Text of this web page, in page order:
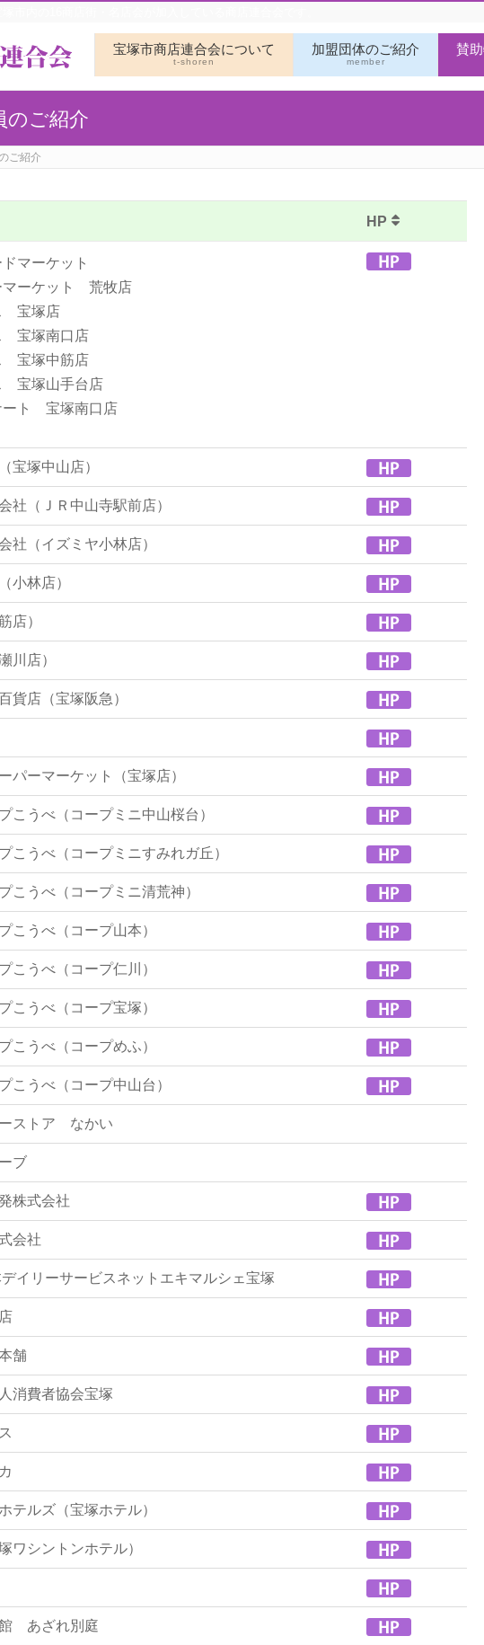
宝塚市商店連合会について
t-shoren
加盟団体のご紹介
member
賛
のご紹介
ご紹介
HP
マーケット
ーケット 荒牧店
宝塚店
宝塚南口店
宝塚中筋店
宝塚山手台店
ト 宝塚南口店
宝塚中山店）
社（ＪＲ中山寺駅前店）
社（イズミヤ小林店）
小林店）
店）
川店）
貨店（宝塚阪急）
パーマーケット（宝塚店）
こうべ（コープミニ中山桜台）
こうべ（コープミニすみれガ丘）
こうべ（コープミニ清荒神）
こうべ（コープ山本）
こうべ（コープ仁川）
こうべ（コープ宝塚）
こうべ（コープめふ）
こうべ（コープ中山台）
ストア なかい
ブ
株式会社
会社
イリーサービスネットエキマルシェ宝塚
舗
消費者協会宝塚
テルズ（宝塚ホテル）
ワシントンホテル）
あざれ別庭